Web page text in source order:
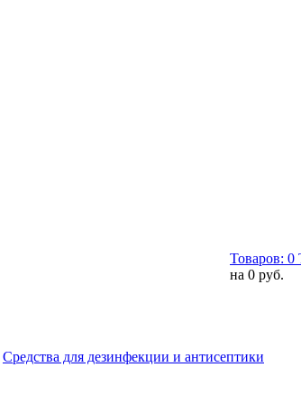
Товаров: 0
на 0 руб.
Средства для дезинфекции и антисептики